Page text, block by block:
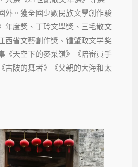
外。獲全國少數民族文學創作駿
年度獎、丁玲文學獎、三毛散文
西省文藝創作獎、锺肇政文学奖
《天空下的麥菜嶺》《陪審員手
古陂的舞者》《父親的大海和太